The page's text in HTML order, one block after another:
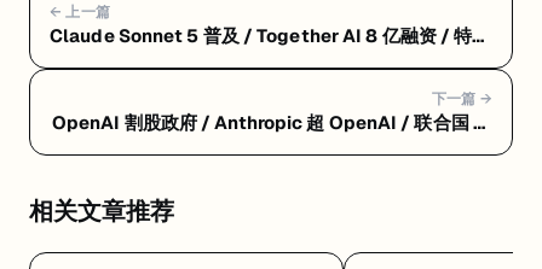
← 上一篇
Claude Sonnet 5 普及 / Together AI 8 亿融资 / 特斯
下一篇 →
OpenAI 割股政府 / Anthropic 超 OpenAI / 联合国 AI
相关文章推荐